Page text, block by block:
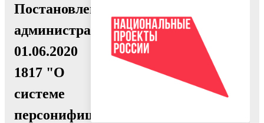
Постановление
администрации
01.06.2020
1817 "О
системе
персонифицированного